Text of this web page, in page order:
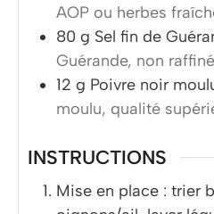
AOP ou herbes
80 g Sel fin de
Guérande, non raffiné
12 g Poivre noir
moulu, qualité
INSTRUCTIONS
Mise en place : trier